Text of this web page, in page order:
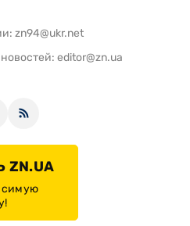
zn94@ukr.net
editor@zn.ua